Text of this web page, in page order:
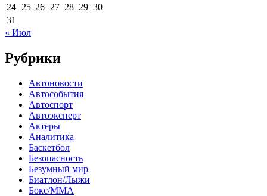
24 25 26 27 28 29 30
31
« Июл
Рубрики
Автоновости
Автособытия
Автоспорт
Автоэксперт
Актеры
Аналитика
Баскетбол
Безопасность
Безумный мир
Биатлон/Лыжи
Бокс/MMA